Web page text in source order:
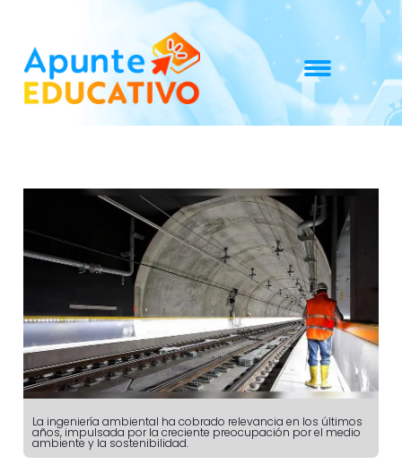
La ingeniería ambiental ha cobrado relevancia en los últimos
años, impulsada por la creciente preocupación por el medio
ambiente y la sostenibilidad.